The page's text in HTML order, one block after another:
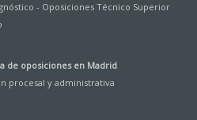
- Oposiciones Técnico Superior
de oposiciones en Madrid
procesal y administrativa